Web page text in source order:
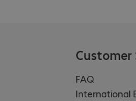
Customer
FAQ
International